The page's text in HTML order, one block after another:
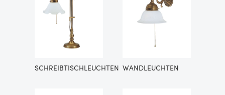
SCHREIBTISCHLEUCHTEN WANDLEUCHTEN